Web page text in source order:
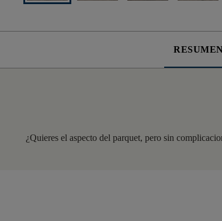
¿Quieres el aspecto del parquet, pero sin